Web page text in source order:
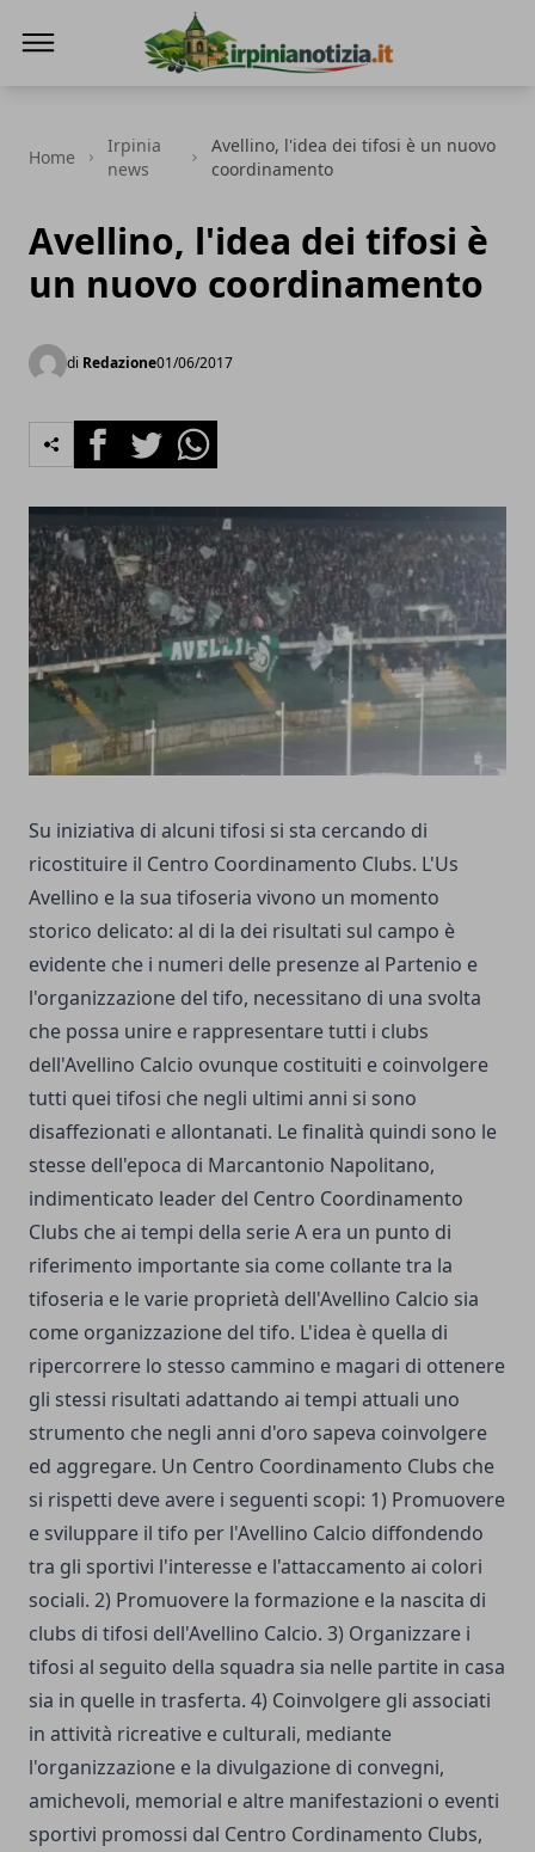
Home
Irpinia
news
Avellino, l'idea dei tifosi è un nuovo
coordinamento
Avellino, l'idea dei tifosi è
un nuovo coordinamento
di Redazione01/06/2017
FacebookTwitterWhatsapp
Su iniziativa di alcuni tifosi si sta cercando di
ricostituire il Centro Coordinamento Clubs. L'Us
Avellino e la sua tifoseria vivono un momento
storico delicato: al di la dei risultati sul campo è
evidente che i numeri delle presenze al Partenio e
l'organizzazione del tifo, necessitano di una svolta
che possa unire e rappresentare tutti i clubs
dell'Avellino Calcio ovunque costituiti e coinvolgere
tutti quei tifosi che negli ultimi anni si sono
disaffezionati e allontanati. Le finalità quindi sono le
stesse dell'epoca di Marcantonio Napolitano,
indimenticato leader del Centro Coordinamento
Clubs che ai tempi della serie A era un punto di
riferimento importante sia come collante tra la
tifoseria e le varie proprietà dell'Avellino Calcio sia
come organizzazione del tifo. L'idea è quella di
ripercorrere lo stesso cammino e magari di ottenere
gli stessi risultati adattando ai tempi attuali uno
strumento che negli anni d'oro sapeva coinvolgere
ed aggregare. Un Centro Coordinamento Clubs che
si rispetti deve avere i seguenti scopi: 1) Promuovere
e sviluppare il tifo per l'Avellino Calcio diffondendo
tra gli sportivi l'interesse e l'attaccamento ai colori
sociali. 2) Promuovere la formazione e la nascita di
clubs di tifosi dell'Avellino Calcio. 3) Organizzare i
tifosi al seguito della squadra sia nelle partite in casa
sia in quelle in trasferta. 4) Coinvolgere gli associati
in attività ricreative e culturali, mediante
l'organizzazione e la divulgazione di convegni,
amichevoli, memorial e altre manifestazioni o eventi
sportivi promossi dal Centro Cordinamento Clubs,